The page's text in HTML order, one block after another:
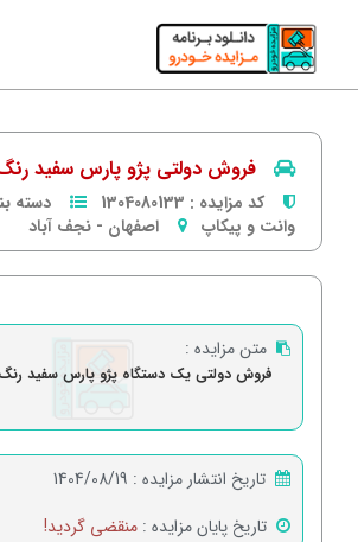
فروش دولتی پژو پارس سفید رنگ -
کد مزایده : 1304080133 دسته
وانت و پیکاپ
اصفهان - نجف آباد
متن مزایده :
فروش دولتی یک دستگاه پژو پارس سفید رنگ -
تاریخ انتشار مزایده : 1404/08/19
تاریخ پایان مزایده : منقضی گردید!